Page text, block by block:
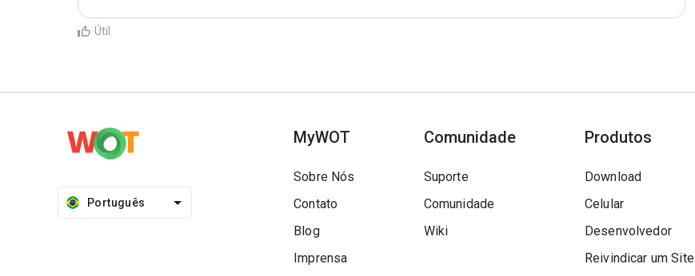
Útil
Português
MyWOT
Sobre Nós
Contato
Blog
Imprensa
Comunidade
Suporte
Comunidade
Wiki
Produtos
Download
Celular
Desenvolvedor
Reivindicar um Site